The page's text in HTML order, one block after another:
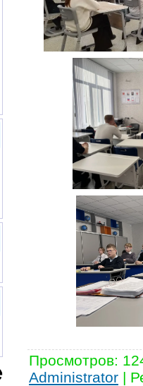
Просмотров:
Administrator |